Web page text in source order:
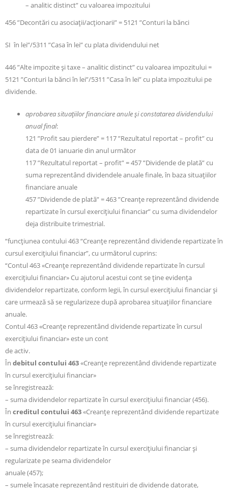
– analitic distinct” cu valoarea impozitului
456 ”Decontări cu asociații/acționarii” = 5121 ”Conturi la bănci
SI în lei”/5311 ”Casa în lei” cu plata dividendului net
446 ”Alte impozite și taxe – analitic distinct” cu valoarea impozitului =
5121 ”Conturi la bănci în lei”/5311 ”Casa în lei” cu plata impozitului pe
dividende.
aprobarea situațiilor financiare anuleși constatarea dividendului
anual final:
121 ”Profit sau pierdere” = 117 ”Rezultatul reportat – profit” cu
data de 01 ianuarie din anul următor
117 ”Rezultatul reportat – profit” = 457 ”Dividende de plată” cu
suma reprezentând dividendele anuale finale, în baza situațiilor
financiare anuale
457 ”Dividende de plată” = 463 ”Creanţe reprezentând dividende
repartizate în cursul exerciţiului financiar” cu suma dividendelor
deja distribuite trimestrial.
“funcţiunea contului 463 “Creanţe reprezentând dividende repartizate în
cursul exerciţiului financiar”, cu următorul cuprins:
“Contul 463 «Creanţe reprezentând dividende repartizate în cursul
exerciţiului financiar» Cu ajutorul acestui cont se ţine evidenţa
dividendelor repartizate, conform legii, în cursul exerciţiului financiar şi
care urmează să se regularizeze după aprobarea situaţiilor financiare
anuale.
Contul 463 «Creanţe reprezentând dividende repartizate în cursul
exerciţiului financiar» este un cont
de activ.
În debitul contului 463«Creanţe reprezentând dividende repartizate
în cursul exerciţiului financiar»
se înregistrează:
– suma dividendelor repartizate în cursul exerciţiului financiar (456).
În creditul contului 463«Creanţe reprezentând dividende repartizate
în cursul exerciţiului financiar»
se înregistrează:
– suma dividendelor repartizate în cursul exerciţiului financiar şi
regularizate pe seama dividendelor
anuale (457);
– sumele încasate reprezentând restituiri de dividende datorate,